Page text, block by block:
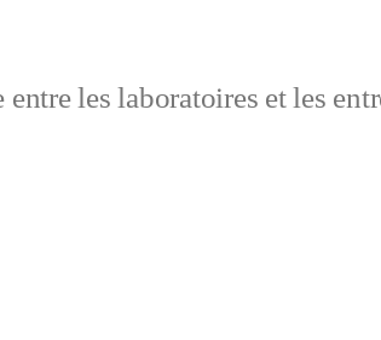
les laboratoires et les